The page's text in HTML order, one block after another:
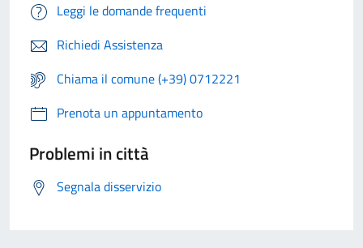
Leggi le domande frequenti
Richiedi Assistenza
Chiama il comune (+39) 0712221
Prenota un appuntamento
Problemi in città
Segnala disservizio